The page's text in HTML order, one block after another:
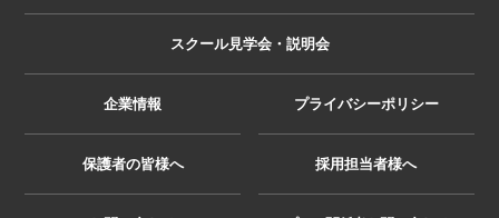
スクール見学会・説明会
企業情報 プライバシーポリシー
保護者の皆様へ 採用担当者様へ